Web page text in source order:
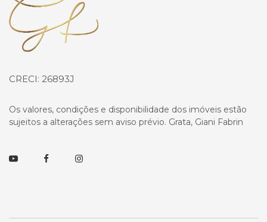
CRECI: 26893J
Os valores, condições e disponibilidade dos imóveis estão
sujeitos a alterações sem aviso prévio. Grata, Giani Fabrin
YoutubeFacebookInstagram